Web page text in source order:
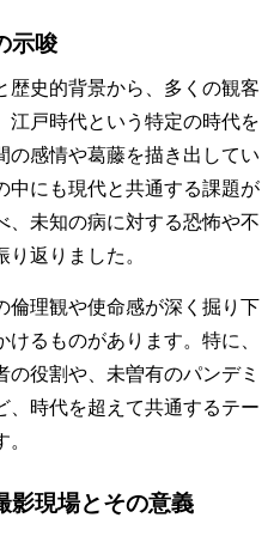
示唆
歴史的背景から、多くの観客
江戸時代という特定の時代を
の感情や葛藤を描き出してい
中にも現代と共通する課題が
、未知の病に対する恐怖や不
返りました。
倫理観や使命感が深く掘り下
るものがあります。特に、
役割や、未曽有のパンデミ
、時代を超えて共通するテー
影現場とその意義